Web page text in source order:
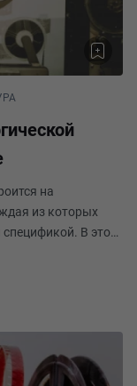
на
из которых
В этом